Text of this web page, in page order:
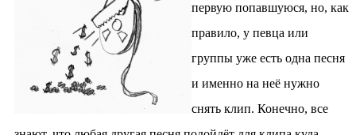
первую попавшуюся, но, как
правило, у певца или
группы уже есть одна песня
и именно на неё нужно
снять клип. Конечно, все